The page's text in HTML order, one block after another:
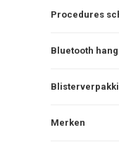
Procedures
Bluetooth
Merken